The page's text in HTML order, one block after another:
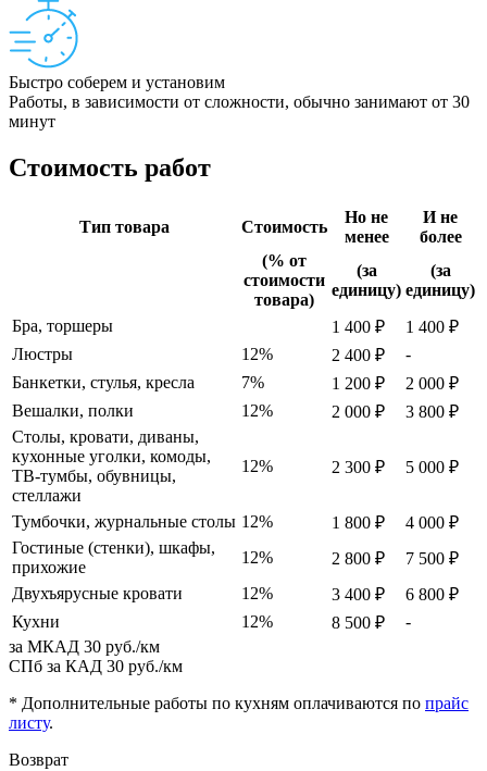
Быстро соберем и установим
Работы, в зависимости от сложности, обычно занимают от 30
минут
Стоимость работ
Тип товара Стоимость
Но не
менее
И не
более
(% от
стоимости
товара)
(за
единицу)
(за
единицу)
Бра, торшеры
1 400 ₽
1 400 ₽
Люстры
12% 2 400 ₽
-
Банкетки, стулья, кресла
7% 1 200 ₽
2 000 ₽
Вешалки, полки
12% 2 000 ₽
3 800 ₽
Столы, кровати, диваны,
кухонные уголки, комоды,
ТВ-тумбы, обувницы,
стеллажи
12% 2 300 ₽ 5 000 ₽
Тумбочки, журнальные столы 12% 1 800 ₽
4 000 ₽
Гостиные (стенки), шкафы,
прихожие
12% 2 800 ₽
7 500 ₽
Двухъярусные кровати
12% 3 400 ₽
6 800 ₽
Кухни
12% 8 500 ₽
-
за МКАД 30 руб./км
СПб за КАД 30 руб./км
* Дополнительные работы по кухням оплачиваются по прайс
листу.
Возврат